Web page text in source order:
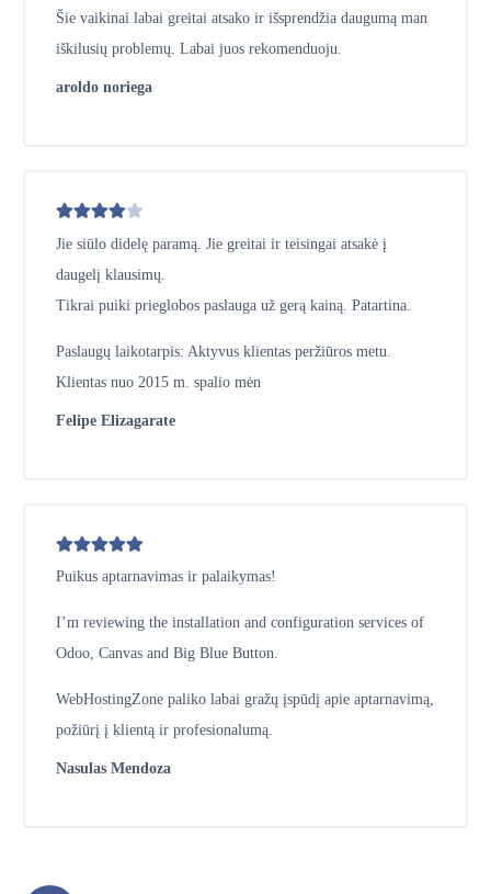
Šie vaikinai labai greitai atsako ir išsprendžia daugumą man
iškilusių problemų. Labai juos rekomenduoju.
aroldo noriega
Jie siūlo didelę paramą. Jie greitai ir teisingai atsakė į
daugelį klausimų.
Tikrai puiki prieglobos paslauga už gerą kainą. Patartina.
Paslaugų laikotarpis: Aktyvus klientas peržiūros metu.
Klientas nuo 2015 m. spalio mėn
Felipe Elizagarate
Puikus aptarnavimas ir palaikymas!
I’m reviewing the installation and configuration services of
Odoo, Canvas and Big Blue Button.
WebHostingZone paliko labai gražų įspūdį apie aptarnavimą,
požiūrį į klientą ir profesionalumą.
Nasulas Mendoza